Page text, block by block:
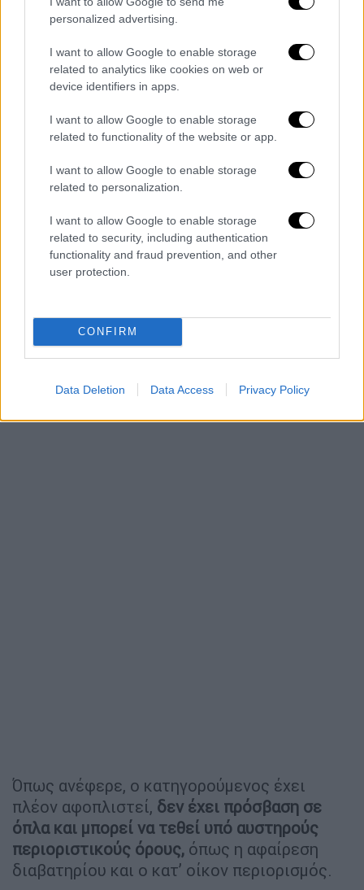
personalized advertising.
I want to allow Google to enable storage
related to analytics like cookies on web or
device identifiers in apps.
I want to allow Google to enable storage
related to functionality of the website or app.
I want to allow Google to enable storage
related to personalization.
I want to allow Google to enable storage
related to security, including authentication
functionality and fraud prevention, and other
user protection.
CONFIRM
Data Deletion Data Access Privacy Policy
ανθρωποκτόνο πρόθεση.
«Αποδεικνύεται ότι πυροβόλησε προς το
δάπεδο», ανέφερε, υποστηρίζοντας ότι η
πράξη του συνιστούσε μια ακραία,
ανορθόδοξη και ασφαλώς αξιόποινη
έκφραση διαμαρτυρίας, αγανάκτησης και
απελπισίας για την -όπως είπε- πολυετή
αντιμετώπιση που είχε από τον
ΕΦΚΑεπί
«Δεν είναι επικίνδυνος»
Ο συνήγορος υπεράσπισης εκτίμησε ότι δεν
για την επιβολή προσωρινής κράτησης,
καθώς ο 89χρονος
ούτε υπάρχει κίνδυνος τέλεσης νέων
αξιόποινων πράξεων.
Όπως ανέφερε, ο κατηγορούμενος έχει
πλέον αφοπλιστεί, δεν έχει πρόσβαση σε
όπλα και μπορεί να τεθεί υπό αυστηρούς
περιοριστικούς όρους, όπως η αφαίρεση
διαβατηρίου και ο κατ’ οίκον περιορισμός.